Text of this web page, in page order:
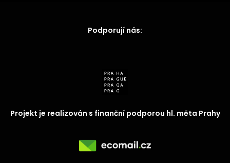
Podporují nás:
Projekt je realizován s finanční podporou hl. měta Prahy